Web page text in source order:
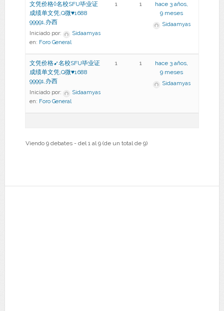
文凭价格◊名校SFU毕业证
成绩单文凭,Q微♥1688
99991,办西
Iniciado por:
Sidaamyas
en: Foro General
1 1
hace 3 años,
9 meses
Sidaamyas
文凭价格➹名校SFU毕业证
成绩单文凭,Q微♥1688
99991,办西
Iniciado por:
Sidaamyas
en: Foro General
1 1
hace 3 años,
9 meses
Sidaamyas
Viendo 9 debates - del 1 al 9 (de un total de 9)